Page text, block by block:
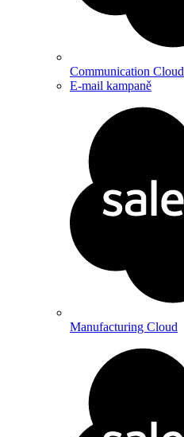
Communication Cloud
E-mail kampaně
Manufacturing Cloud